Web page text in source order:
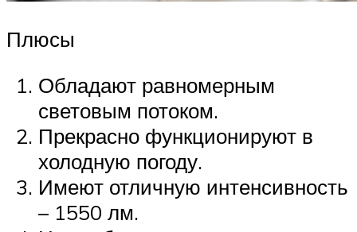
Плюсы
Обладают равномерным
световым потоком.
Прекрасно функционируют в
холодную погоду.
Имеют отличную интенсивность
– 1550 лм.